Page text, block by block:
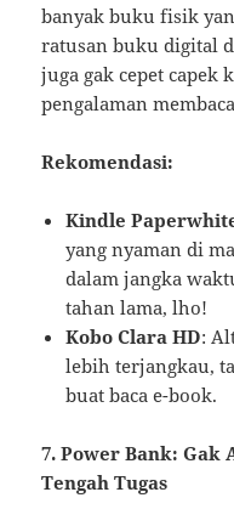
banyak buku fisik
ratusan buku digital
juga gak cepet capek
pengalaman
Rekomendasi:
Kindle
yang nyaman di
dalam jangka
tahan lama, lho!
Kobo Clara HD:
lebih terjangkau,
buat baca e-book.
7. Power Bank: Gak
Tengah Tugas